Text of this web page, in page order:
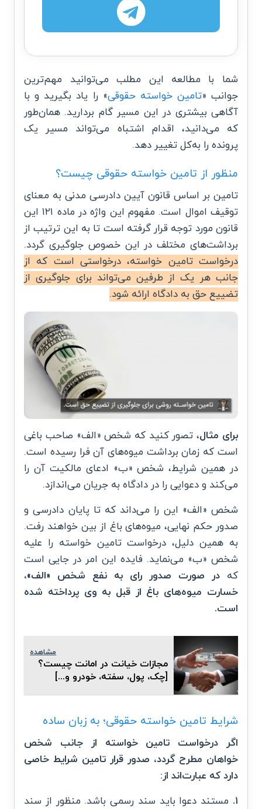
شما با مطالعه این مطلب می‌توانید مهم‌ترین
جوانب «تامین خواسته حقوقی» را یاد بگیرید و با
آگاهی بیشتری در این مسیر گام بردارید. همان‌طور
که می‌دانید، اقدام اشتباه می‌تواند مسیر یک
پرونده را به‌کل تغییر دهد.
منظور از تامین خواسته حقوقی چیست؟
تامین بر اساس قانون آیین دادرسی مدنی به معنای
توقیف اموال است. مفهوم این واژه در ماده ۱۲۱ این
قانون مورد توجه قرار گرفته است تا به این ترتیب از
برداشت‌های مختلف در این خصوص جلوگیری گردد.
درخواست تامین خواسته، درخواستی است که از
جانب هر یک از طرفین می‌تواند برای جلوگیری از
تضییع حق به دادگاه ارائه شود.
برای مثال، تصور کنید که شخص «الف» صاحب باغی
است که زمان برداشت میوه‌های آن فرا رسیده است.
در همین شرایط، شخص «ب» ادعای مالکیت آن را
می‌کند و دعوایی را در دادگاه به جریان می‌اندازد.
شخص «الف» این را می‌داند که تا پایان دادرسی و
صدور حکم نهایی، میوه‌های باغ از بین خواهند رفت.
به همین دلیل، درخواست تامین خواسته را علیه
شخص «ب» می‌نماید. فایده این امر در جایی است
کهدر صورت صدور رای به نفع شخص «الف»،
خسارت میوه‌های باغ از قبل به وی پرداخته شده
است.
مشاهده
مجازات خیانت در امانت چیست؟
[چک، پول، سفته، خودرو و...]
شرایط تامین خواسته حقوقی؛ به زبان ساده
اگر درخواست تامین خواسته از جانب شخص
خواهان مطرح گردد، صدور قرار تامین شرایط خاصی
دارد که عبارت‌اند از:
۱. مستند دعوا باید سند رسمی باشد. منظور از سند